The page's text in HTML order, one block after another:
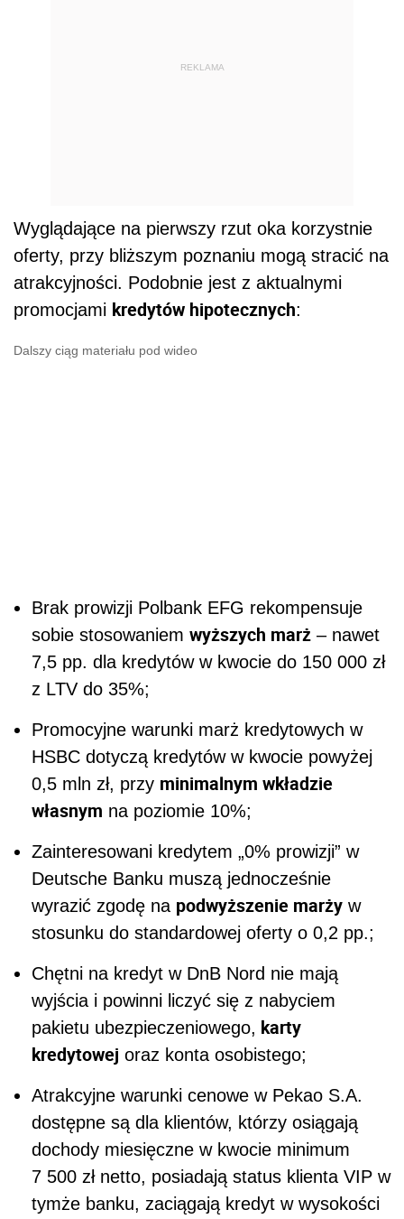
REKLAMA
Wyglądające na pierwszy rzut oka korzystnie
oferty, przy bliższym poznaniu mogą stracić na
atrakcyjności. Podobnie jest z aktualnymi
promocjami kredytów hipotecznych:
Dalszy ciąg materiału pod wideo
Brak prowizji Polbank EFG rekompensuje
sobie stosowaniem wyższych marż – nawet
7,5 pp. dla kredytów w kwocie do 150 000 zł
z LTV do 35%;
Promocyjne warunki marż kredytowych w
HSBC dotyczą kredytów w kwocie powyżej
0,5 mln zł, przy minimalnym wkładzie
własnym na poziomie 10%;
Zainteresowani kredytem „0% prowizji” w
Deutsche Banku muszą jednocześnie
wyrazić zgodę na podwyższenie marży w
stosunku do standardowej oferty o 0,2 pp.;
Chętni na kredyt w DnB Nord nie mają
wyjścia i powinni liczyć się z nabyciem
pakietu ubezpieczeniowego, karty
kredytowej oraz konta osobistego;
Atrakcyjne warunki cenowe w Pekao S.A.
dostępne są dla klientów, którzy osiągają
dochody miesięczne w kwocie minimum
7 500 zł netto, posiadają status klienta VIP w
tymże banku, zaciągają kredyt w wysokości